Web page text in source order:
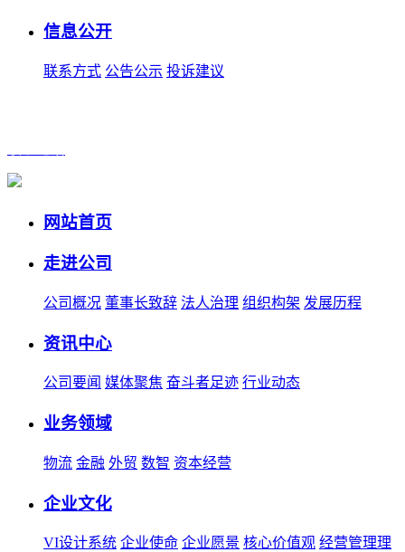
信息公开
联系方式 公告公示 投诉建议
网站首页
走进公司
公司概况 董事长致辞 法人治理 组织构架 发展历程
资讯中心
公司要闻 媒体聚焦 奋斗者足迹 行业动态
业务领域
物流 金融 外贸 数智 资本经营
企业文化
VI设计系统 企业使命 企业愿景 核心价值观 经营管理理